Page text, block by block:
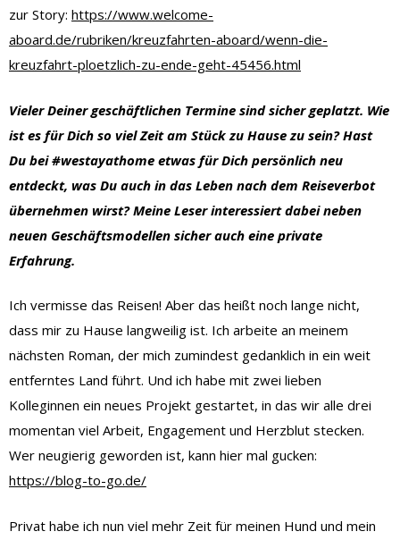
zur Story: https://www.welcome-
aboard.de/rubriken/kreuzfahrten-aboard/wenn-die-
kreuzfahrt-ploetzlich-zu-ende-geht-45456.html
Vieler Deiner geschäftlichen Termine sind sicher geplatzt. Wie
ist es für Dich so viel Zeit am Stück zu Hause zu sein? Hast
Du bei #westayathome etwas für Dich persönlich neu
entdeckt, was Du auch in das Leben nach dem Reiseverbot
übernehmen wirst? Meine Leser interessiert dabei neben
neuen Geschäftsmodellen sicher auch eine private
Erfahrung.
Ich vermisse das Reisen! Aber das heißt noch lange nicht,
dass mir zu Hause langweilig ist. Ich arbeite an meinem
nächsten Roman, der mich zumindest gedanklich in ein weit
entferntes Land führt. Und ich habe mit zwei lieben
Kolleginnen ein neues Projekt gestartet, in das wir alle drei
momentan viel Arbeit, Engagement und Herzblut stecken.
Wer neugierig geworden ist, kann hier mal gucken:
https://blog-to-go.de/
Privat habe ich nun viel mehr Zeit für meinen Hund und mein